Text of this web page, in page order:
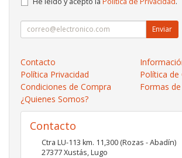
Enviar
Contacto
Política Privacidad
Política de
Condiciones de Compra
Formas
¿Quienes Somos?
Contacto
Ctra LU-113 km. 11,300 (Rozas - Abadín)
27377Xustás,Lugo